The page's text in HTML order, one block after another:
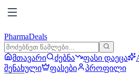
PharmaDeals
მთავარი ძებნა ფასი დაეცა
შენახული
ფასები პროფილი